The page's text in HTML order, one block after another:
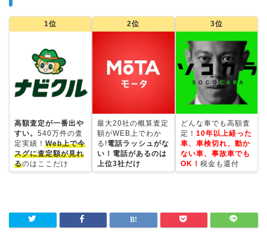
1位
高額査定が一番出や
すい。 540万件の査
定実績！ Web上で今
スグに査定額が見れ
るのはここだけ
2位
最大20社の概算査定
額がWEB上でわか
る!電話ラッシュがな
い！電話があるのは
上位3社だけ
3位
どんな車でも高額査
定！ 10年以上経った
車、車検切れ、動か
ない車、事故車でも
OK！ 税金も還付